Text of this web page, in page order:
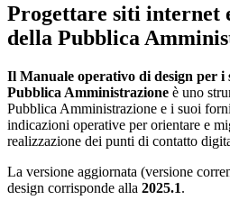
Progettare siti internet
della Pubblica
Il Manuale operativo di design per i
Pubblica Amministrazione è uno
Pubblica Amministrazione e i suoi
indicazioni operative per orientare e
realizzazione dei punti di contatto
La versione aggiornata (versione
design corrisponde alla 2025.1.